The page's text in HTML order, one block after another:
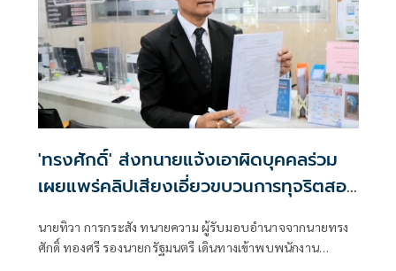
'ทรงศักดิ์' ส่งทนายแจ้งเอาผิดบุคคลร่วม
เผยแพร่คลิปเสียงเอี่ยวขบวนการทุจริตสอบ
นายทิวา การกระสัง ทนายความ ผู้รับมอบอำนาจจากนายทรง
ศักดิ์ ทองศรี รองนายกรัฐมนตรี เดินทางเข้าพบพนักงาน